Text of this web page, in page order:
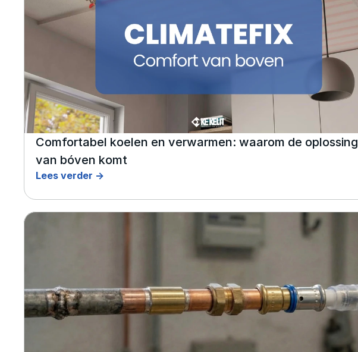
Comfortabel koelen en verwarmen: waarom de oplossing
van bóven komt
Lees verder ->